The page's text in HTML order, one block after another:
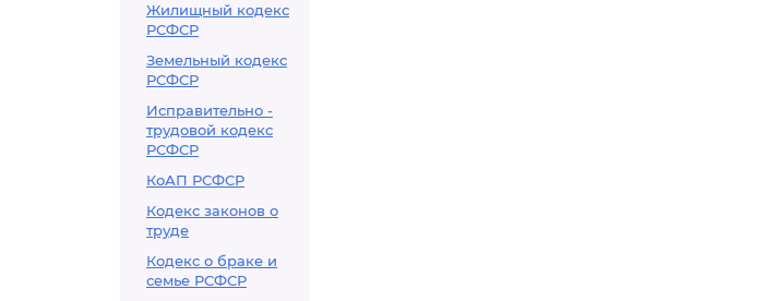
Жилищный кодекс
РСФСР
Земельный кодекс
РСФСР
Исправительно -
трудовой кодекс
РСФСР
КоАП РСФСР
Кодекс законов о
труде
Кодекс о браке и
семье РСФСР